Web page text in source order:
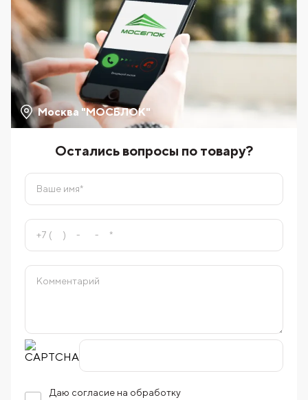
Москва "МОСБЛОК"
Остались вопросы по товару?
Даю согласие на обработку